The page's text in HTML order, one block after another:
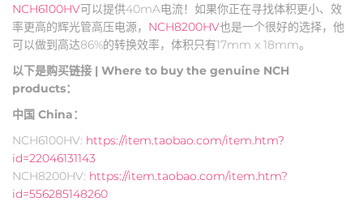
NCH6100HV可以提供40mA电流！如果你正在寻找体积更小、效
率更高的辉光管高压电源， NCH8200HV也是一个很好的选择，他
可以做到高达86%的转换效率，体积只有17mm x 18mm。
以下是购买链接 | Where to buy the genuine NCH
products：
中国 China：
NCH6100HV: https://item.taobao.com/item.htm?
id=22046131143
NCH8200HV: https://item.taobao.com/item.htm?
id=556285148260